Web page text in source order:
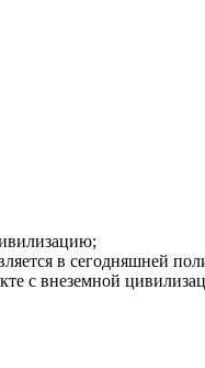
в сегодняшней
с внеземной